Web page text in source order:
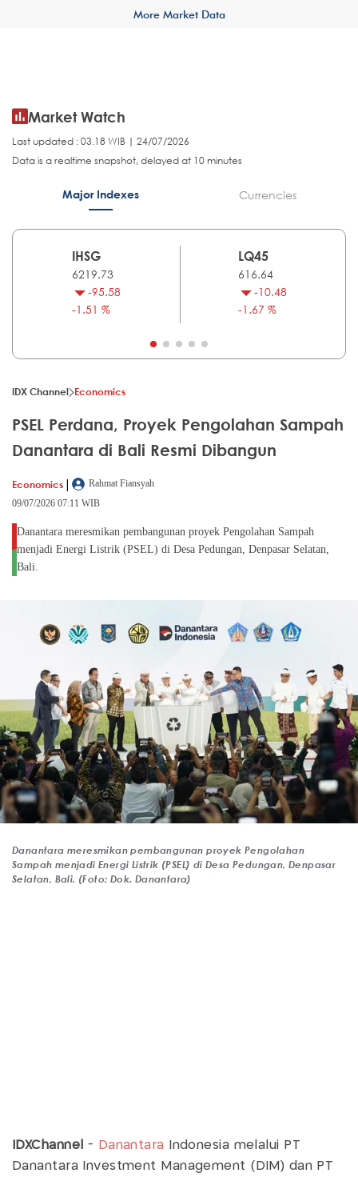
More Market Data
Market Watch
Last updated : 03.18 WIB | 24/07/2026
Data is a realtime snapshot, delayed at 10 minutes
Major Indexes Currencies
IHSG
6219.73
-95.58
-1.51 %
LQ45
616.64
-10.48
-1.67 %
IDX Channel Economics
PSEL Perdana, Proyek Pengolahan Sampah
Danantara di Bali Resmi Dibangun
Economics |
Rahmat Fiansyah
09/07/2026 07:11 WIB
Danantara meresmikan pembangunan proyek Pengolahan Sampah
menjadi Energi Listrik (PSEL) di Desa Pedungan, Denpasar Selatan,
Bali.
Danantara meresmikan pembangunan proyek Pengolahan
Sampah menjadi Energi Listrik (PSEL) di Desa Pedungan, Denpasar
Selatan, Bali. (Foto: Dok. Danantara)
IDXChannel - Danantara
Indonesia melalui PT
Danantara Investment Management (DIM) dan PT